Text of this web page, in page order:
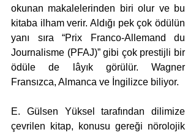
okunan makalelerinden biri olur ve bu
kitaba ilham verir. Aldığı pek çok ödülün
yanı sıra “Prix Franco-Allemand du
Journalisme (PFAJ)” gibi çok prestijli bir
ödüle de lâyık görülür. Wagner
Fransızca, Almanca ve İngilizce biliyor.
E. Gülsen Yüksel tarafından dilimize
çevrilen kitap, konusu gereği nörolojik